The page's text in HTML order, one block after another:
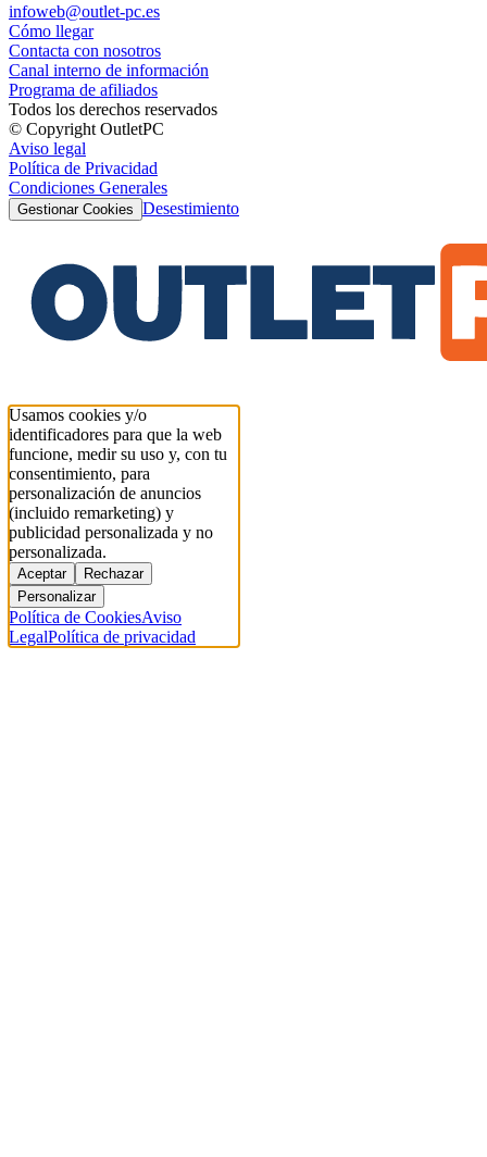
infoweb@outlet-pc.es
Cómo llegar
Contacta con nosotros
Canal interno de información
Programa de afiliados
Todos los derechos reservados
© Copyright OutletPC
Aviso legal
Política de Privacidad
Condiciones Generales
Gestionar Cookies Desestimiento
Usamos cookies y/o
identificadores para que la web
funcione, medir su uso y, con tu
consentimiento, para
personalización de anuncios
(incluido remarketing) y
publicidad personalizada y no
personalizada.
Aceptar
Rechazar
Personalizar
Política de CookiesAviso
LegalPolítica de privacidad